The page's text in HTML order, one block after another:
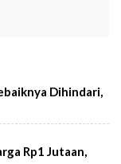
Dihindari,
Rp1 Jutaan,